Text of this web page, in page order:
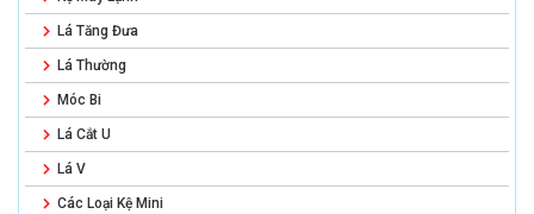
Lá Tăng Đưa
Lá Thường
Móc Bi
Lá Cắt U
Lá V
Các Loại Kệ Mini